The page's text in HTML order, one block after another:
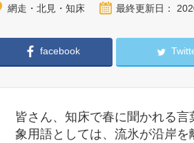
網走・北見・知床 最終更新日：
facebook
皆さん、知床で春に聞かれる
象用語としては、流氷が沿岸